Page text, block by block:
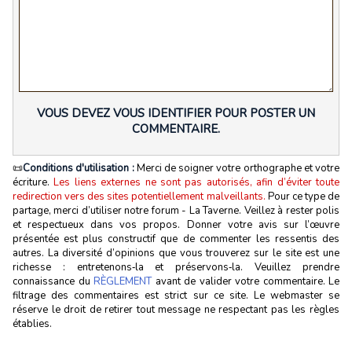
VOUS DEVEZ VOUS IDENTIFIER POUR POSTER UN
COMMENTAIRE.
📜Conditions d'utilisation :Merci de soigner votre orthographe et votre
écriture.Les liens externes ne sont pas autorisés, afin d’éviter toute
redirection vers des sites potentiellement malveillants. Pour ce type de
partage, merci d’utiliser notre forum - La Taverne. Veillez à rester polis
et respectueux dans vos propos. Donner votre avis sur l’œuvre
présentée est plus constructif que de commenter les ressentis des
autres. La diversité d’opinions que vous trouverez sur le site est une
richesse : entretenons‑la et préservons‑la. Veuillez prendre
connaissance du RÈGLEMENTavant de valider votre commentaire. Le
filtrage des commentaires est strict sur ce site. Le webmaster se
réserve le droit de retirer tout message ne respectant pas les règles
établies.